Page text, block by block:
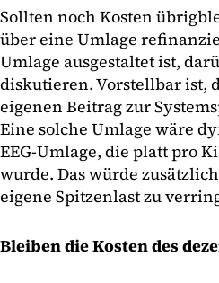
Sollten noch Kosten
über eine Umlage
Umlage ausgestaltet ist,
diskutieren. Vorstellbar ist,
eigenen Beitrag zur
Eine solche Umlage wäre
EEG-Umlage, die platt pro
wurde. Das würde
eigene Spitzenlast zu
Bleiben die Kosten des